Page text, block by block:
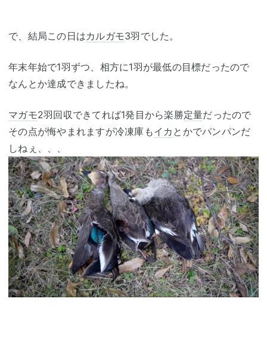
で、結局この日はカルガモ3羽でした。
年末年始で1羽ずつ、相方に1羽が最低の目標だったので
なんとか達成できましたね。
マガモ2羽回収できてれば1発目から楽勝定量だったので
その点が悔やまれますが冷凍庫もイカ とかでパンパンだ
しねぇ、、、